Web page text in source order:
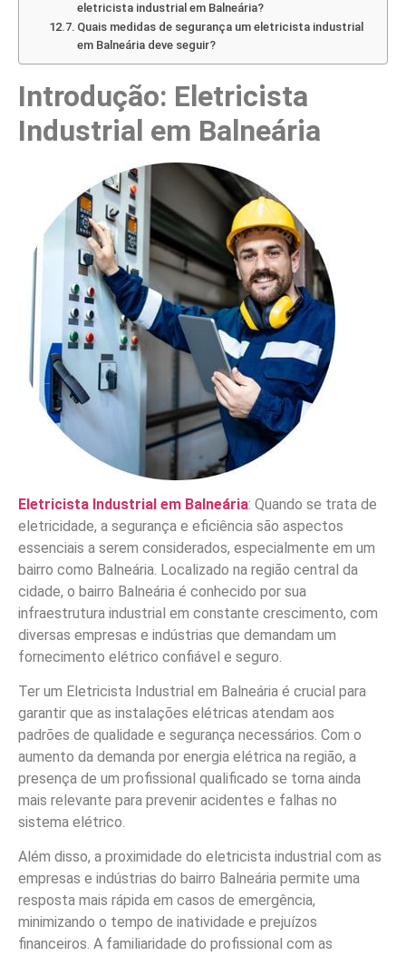
eletricista industrial em Balneária?
Quais medidas de segurança um eletricista industrial
em Balneária deve seguir?
Introdução: Eletricista
Industrial em Balneária
Eletricista Industrial em Balneária: Quando se trata de
eletricidade, a segurança e eficiência são aspectos
essenciais a serem considerados, especialmente em um
bairro como Balneária. Localizado na região central da
cidade, o bairro Balneária é conhecido por sua
infraestrutura industrial em constante crescimento, com
diversas empresas e indústrias que demandam um
fornecimento elétrico confiável e seguro.
Ter um Eletricista Industrial em Balneária é crucial para
garantir que as instalações elétricas atendam aos
padrões de qualidade e segurança necessários. Com o
aumento da demanda por energia elétrica na região, a
presença de um profissional qualificado se torna ainda
mais relevante para prevenir acidentes e falhas no
sistema elétrico.
Além disso, a proximidade do eletricista industrial com as
empresas e indústrias do bairro Balneária permite uma
resposta mais rápida em casos de emergência,
minimizando o tempo de inatividade e prejuízos
financeiros. A familiaridade do profissional com as